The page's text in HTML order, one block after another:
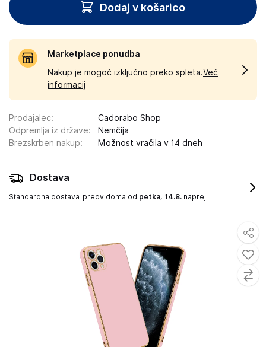
Dodaj v košarico
Marketplace ponudba
Nakup je mogoč izključno preko spleta.Več
informacij
Prodajalec:
Cadorabo Shop
Odpremlja iz države:
Nemčija
Brezskrben nakup: Možnost vračila v 14 dneh
Dostava
Standardna dostava predvidoma od petka, 14.8. naprej